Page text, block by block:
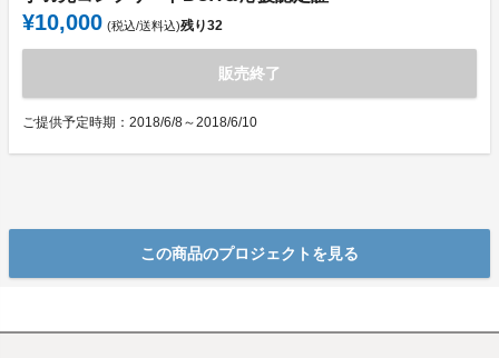
¥10,000 (税込/送料込)残り32
販売終了
ご提供予定時期：2018/6/8～2018/6/10
この商品のプロジェクトを見る